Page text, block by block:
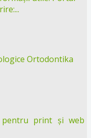
Ortodontika
pentru print și web